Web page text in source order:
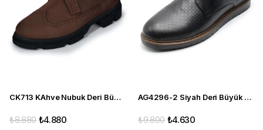
CK713 KAhve Nubuk Deri Büyük Numara Erkek Casual Ayakkabı
₺4.880
₺8.880
AG4296-2 Siyah Deri Büyük Numara Erkek Spor
₺4.630
₺9.800